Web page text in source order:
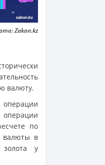
Zakon.kz
валюту.
операции
по
валюты в
золота у